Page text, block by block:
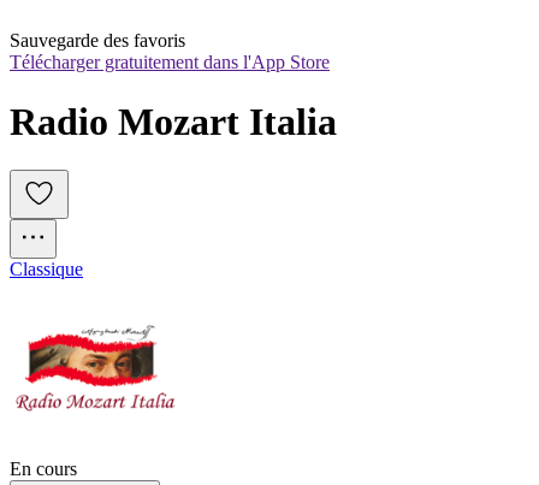
Sauvegarde des favoris
Télécharger gratuitement dans l'App Store
Radio Mozart Italia
Classique
En cours